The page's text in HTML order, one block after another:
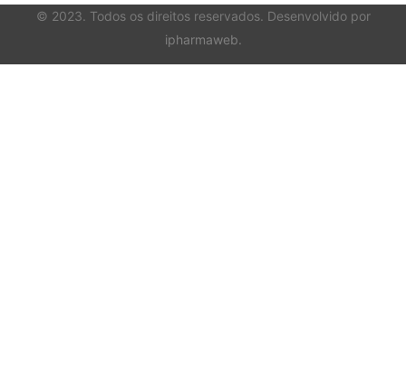
© 2023. Todos os direitos reservados. Desenvolvido por
ipharmaweb.